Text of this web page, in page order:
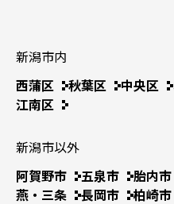
新潟市内
西蒲区
秋葉区 中央区
江南区
新潟市以外
阿賀野市
五泉市 胎内市
燕・三条
長岡市 柏崎市